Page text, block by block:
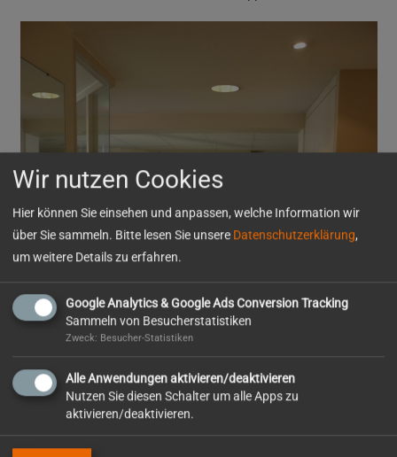
Wir nutzen Cookies
Hier können Sie einsehen und anpassen, welche Information wir
über Sie sammeln. Bitte lesen Sie unsere Datenschutzerklärung,
um weitere Details zu erfahren.
Google Analytics & Google Ads Conversion Tracking
Sammeln von Besucherstatistiken
Zweck: Besucher-Statistiken
Alle Anwendungen aktivieren/deaktivieren
Nutzen Sie diesen Schalter um alle Apps zu
aktivieren/deaktivieren.